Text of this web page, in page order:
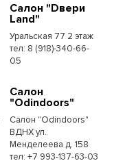
Салон "Dвери
Land"
Уральская 77 2 этаж
тел: 8 (918)-340-66-
05
Салон
"Odindoors"
Салон "Odindoors"
ВДНХ ул.
Менделеева д. 158
тел: +7 993-137-63-03